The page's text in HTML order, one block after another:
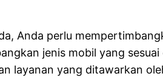
Anda perlu
jenis mobil yang
layanan yang ditawarkan